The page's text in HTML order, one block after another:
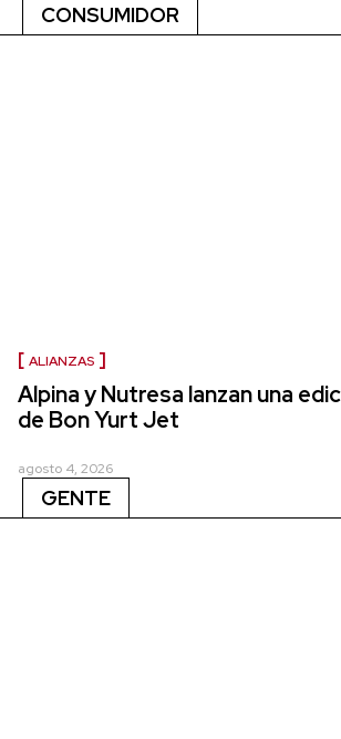
CONSUMIDOR
ALIANZAS
Alpina y Nutresa lanzan una
de Bon Yurt Jet
agosto 4, 2026
GENTE